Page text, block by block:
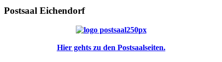
Postsaal Eichendorf
Hier gehts zu den Postsaalseiten.